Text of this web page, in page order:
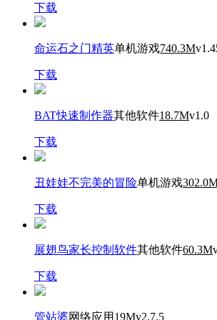
下载
命运石之门精英单机游戏740.3M
下载
BAT快速制作器其他软件18.7Mv1.0
下载
丑娃娃不完美的冒险单机游戏
下载
展翅鸟家长控制软件其他软件60.3M
下载
管站婆网络应用 19Mv2.7.5